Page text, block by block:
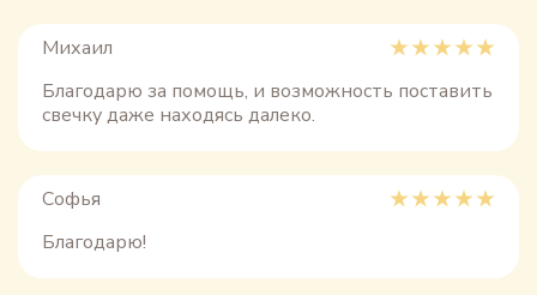
Михаил
Благодарю за помощь, и возможность поставить
свечку даже находясь далеко.
Софья
Благодарю!